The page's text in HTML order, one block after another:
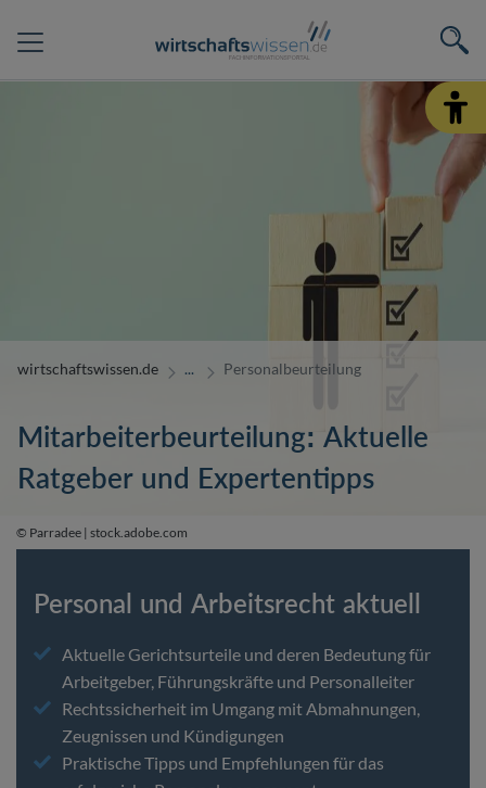
wirtschaftswissen.de Personalbeurteilung
Mitarbeiterbeurteilung: Aktuelle
Ratgeber und Expertentipps
© Parradee | stock.adobe.com
Personal und Arbeitsrecht aktuell
Aktuelle Gerichtsurteile und deren Bedeutung für
Arbeitgeber, Führungskräfte und Personalleiter
Rechtssicherheit im Umgang mit Abmahnungen,
Zeugnissen und Kündigungen
Praktische Tipps und Empfehlungen für das